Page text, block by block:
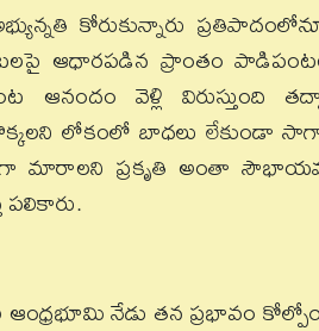
కోరుకున్నారు
ఆధారపడిన ప్రాంతం
ఆనందం వెళ్లి విరుస్తుంది
లోకంలో బాధలు లేకుండా
మారాలని ప్రకృతి అంతా
పలికారు.
నేడు తన ప్రభావం